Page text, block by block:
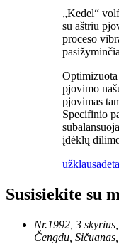
„Kedel“
su aštriu
proceso
pjovimo
pjovimas
Specifinio
įdėklų
užklausa
Susisiekite su
Nr.1992, 3
Čengdu,